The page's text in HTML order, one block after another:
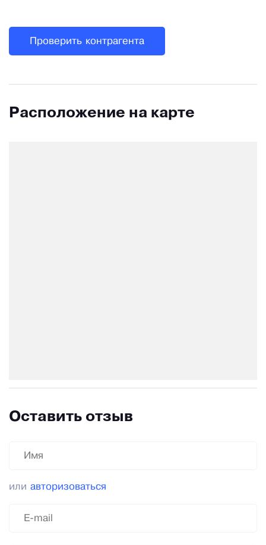
Проверить контрагента
Расположение на карте
Оставить отзыв
или авторизоваться